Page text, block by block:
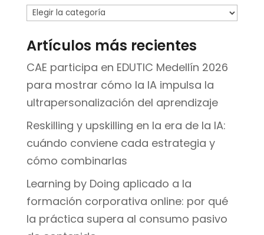
Temas
Artículos más recientes
CAE participa en EDUTIC Medellín 2026
para mostrar cómo la IA impulsa la
ultrapersonalización del aprendizaje
Reskilling y upskilling en la era de la IA:
cuándo conviene cada estrategia y
cómo combinarlas
Learning by Doing aplicado a la
formación corporativa online: por qué
la práctica supera al consumo pasivo